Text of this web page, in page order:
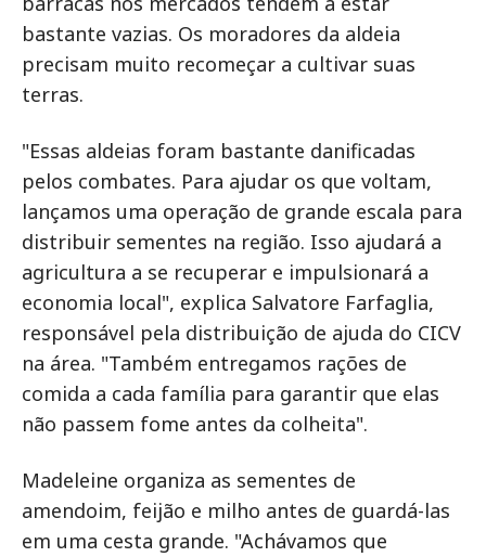
bastante vazias. Os moradores da aldeia
precisam muito recomeçar a cultivar suas
terras.
"Essas aldeias foram bastante danificadas
pelos combates. Para ajudar os que voltam,
lançamos uma operação de grande escala para
distribuir sementes na região. Isso ajudará a
agricultura a se recuperar e impulsionará a
economia local", explica Salvatore Farfaglia,
responsável pela distribuição de ajuda do CICV
na área. "Também entregamos rações de
comida a cada família para garantir que elas
não passem fome antes da colheita".
Madeleine organiza as sementes de
amendoim, feijão e milho antes de guardá-las
em uma cesta grande. "Achávamos que